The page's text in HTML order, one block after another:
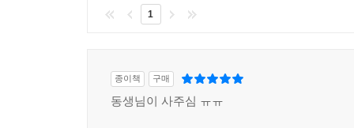
1
종이책 구매
동생님이 사주심 ㅠㅠ